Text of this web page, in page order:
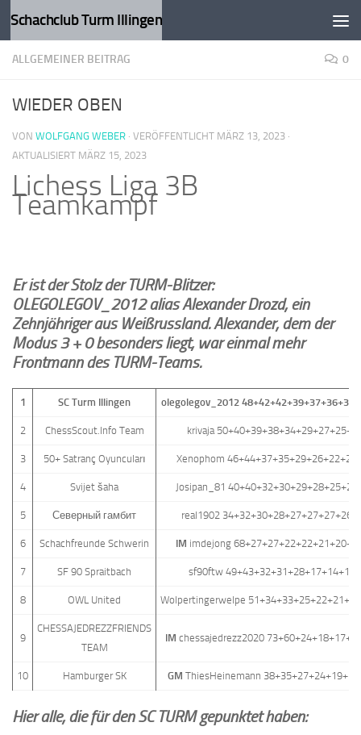
Zum Inhalt springen
Schachclub Turm Illingen
ALLGEMEINER BEITRAG 0
WIEDER OBEN
VON WOLFGANG WEBER · VERÖFFENTLICHT MÄRZ 13, 2023 ·
AKTUALISIERT MÄRZ 15, 2023
Lichess Liga 3B
Teamkampf
Er ist der Stolz der TURM-Blitzer:
OLEGOLEGOV_2012 alias Alexander Drozd, ein
Zehnjähriger aus Weißrussland. Alexander, dem der
Modus 3 + 0 besonders liegt, war einmal mehr
Frontmann des TURM-Teams.
1 SC Turm Illingen olegolegov_2012
2 ChessScout.Info Team krivaja
3 50+ Satranç Oyuncuları Xenophom
4 Svijet šaha Josipan_81
5 Северный гамбит real1902
6 Schachfreunde Schwerin IM imdejong
7 SF 90 Spraitbach sf90ftw
8 OWL United Wolpertingerwelpe
9
CHESSAJEDREZZFRIENDS
TEAM
IM chessajedrezz2020
10 Hamburger SK GM ThiesHeinemann
Hier alle, die für den SC TURM gepunktet haben: